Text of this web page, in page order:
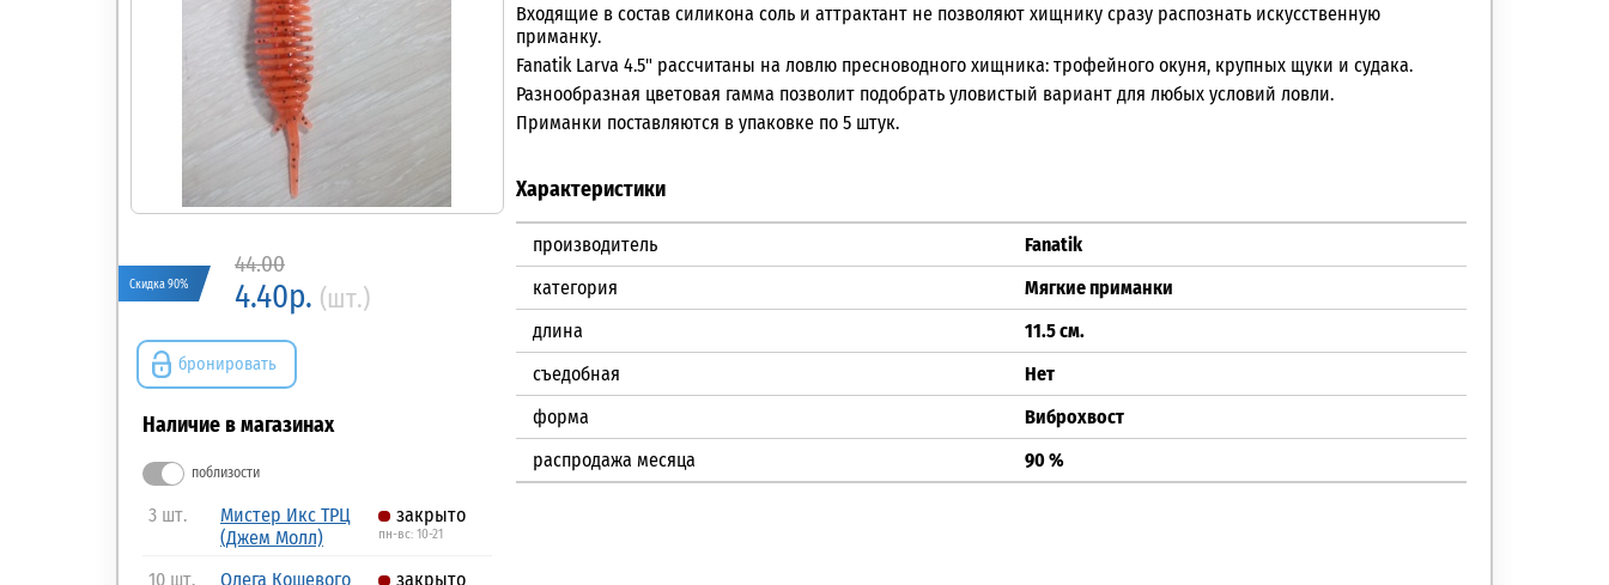
Скидка 90%
44.00
4.40р. (шт.)
бронировать
Наличие в магазинах
поблизости
3 шт.
Мистер Икс ТРЦ
(Джем Молл)
закрыто
пн-вс: 10-21
10 шт. Олега Кошевого закрыто
Входящие в состав силикона соль и аттрактант не позволяют хищнику сразу распознать искусственную
приманку.
Fanatik Larva 4.5" рассчитаны на ловлю пресноводного хищника: трофейного окуня, крупных щуки и судака.
Разнообразная цветовая гамма позволит подобрать уловистый вариант для любых условий ловли.
Приманки поставляются в упаковке по 5 штук.
Характеристики
производитель
Fanatik
категория
Мягкие приманки
длина
11.5 см.
съедобная
Нет
форма
Виброхвост
распродажа месяца
90 %